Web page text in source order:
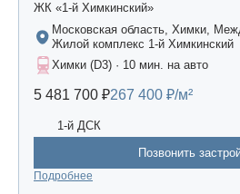
ЖК «1-й Химкинский»
Московская область, Химки,
Жилой комплекс 1-й Химкинский
Химки (D3) · 10 мин. на авто
5 481 700 ₽267 400 ₽/м²
1-й ДСК
Позвонить
Подробнее